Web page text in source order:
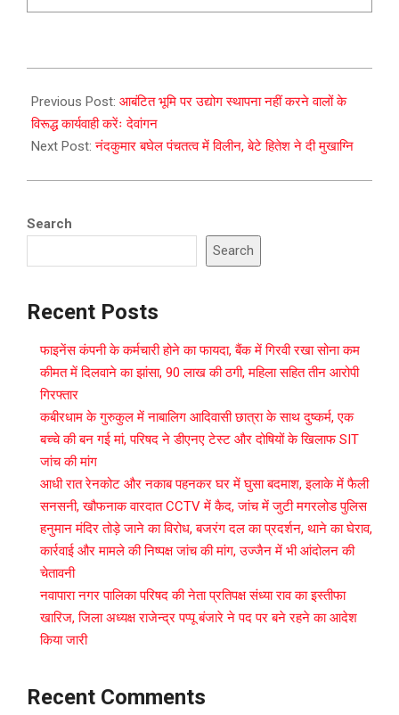
01-
10
Previous Post: आबंटित भूमि पर उद्योग स्थापना नहीं करने वालों के
विरूद्ध कार्यवाही करेंः देवांगन
Next Post:नंदकुमार बघेल पंचतत्व में विलीन, बेटे हितेश ने दी मुखाग्नि
Search
Search
Recent Posts
फाइनेंस कंपनी के कर्मचारी होने का फायदा, बैंक में गिरवी रखा सोना कम
कीमत में दिलवाने का झांसा, 90 लाख की ठगी, महिला सहित तीन आरोपी
गिरफ्तार
कबीरधाम के गुरुकुल में नाबालिग आदिवासी छात्रा के साथ दुष्कर्म, एक
बच्चे की बन गई मां, परिषद ने डीएनए टेस्ट और दोषियों के खिलाफ SIT
जांच की मांग
आधी रात रेनकोट और नकाब पहनकर घर में घुसा बदमाश, इलाके में फैली
सनसनी, खौफनाक वारदात CCTV में कैद, जांच में जुटी मगरलोड पुलिस
हनुमान मंदिर तोड़े जाने का विरोध, बजरंग दल का प्रदर्शन, थाने का घेराव,
कार्रवाई और मामले की निष्पक्ष जांच की मांग, उज्जैन में भी आंदोलन की
चेतावनी
नवापारा नगर पालिका परिषद की नेता प्रतिपक्ष संध्या राव का इस्तीफा
खारिज, जिला अध्यक्ष राजेन्द्र पप्पू बंजारे ने पद पर बने रहने का आदेश
किया जारी
Recent Comments